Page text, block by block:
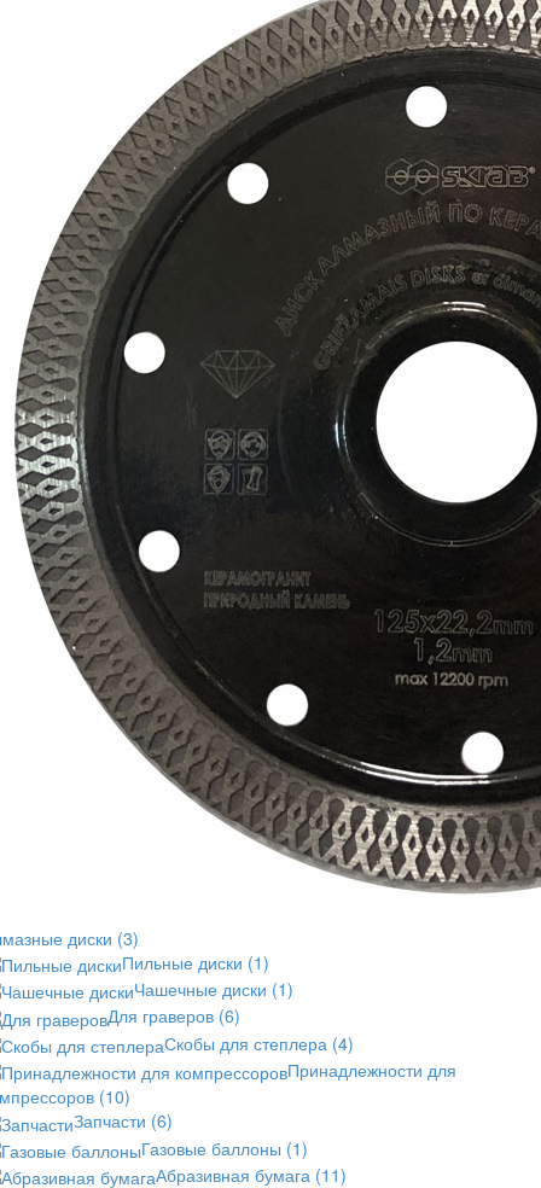
диски (3)
Пильные диски (1)
Чашечные диски (1)
Для граверов (6)
Скобы для степлера (4)
Принадлежности для
(10)
Запчасти (6)
Газовые баллоны (1)
Абразивная бумага (11)